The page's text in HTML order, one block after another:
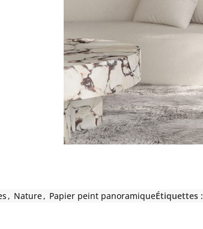
, Nature, Papier peint panoramiqueÉtiquettes :